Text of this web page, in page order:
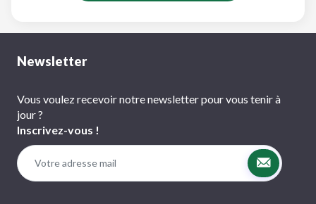
Newsletter
Vous voulez recevoir notre newsletter pour vous tenir à
jour ?
Inscrivez-vous !